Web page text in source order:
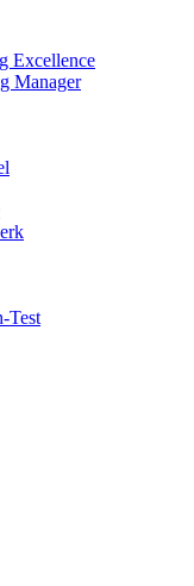
Excellence
Manager
Test